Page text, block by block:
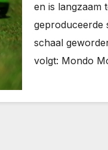
en is langzaam
geproduceerde
schaal
volgt: Mondo